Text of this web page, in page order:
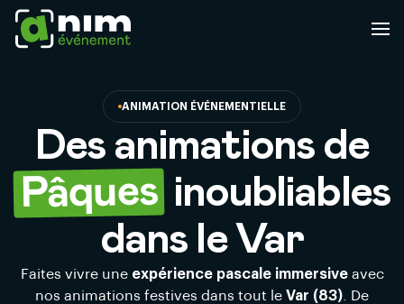
ANIMATION ÉVÉNEMENTIELLE
Des animations de
Pâquesinoubliables
dans le Var
Faites vivre une expérience pascale immersiveavec
nos animations festives dans tout le Var (83) . De